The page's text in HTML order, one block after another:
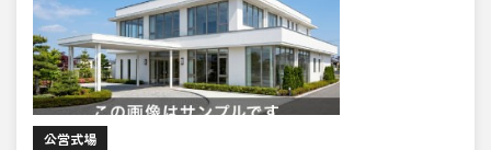
公営式場